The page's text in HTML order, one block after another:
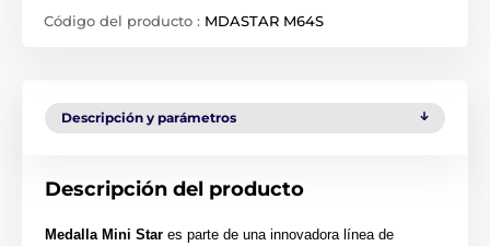
Código del producto : MDASTAR M64S
Descripción y parámetros
Descripción del producto
Medalla Mini Star es parte de una innovadora línea de